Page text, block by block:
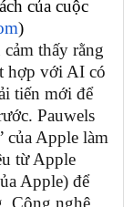
của cuộc
)
thấy rằng
hợp với AI có
tiến mới để
Pauwels
của Apple làm
từ Apple
Apple) để
Công nghệ